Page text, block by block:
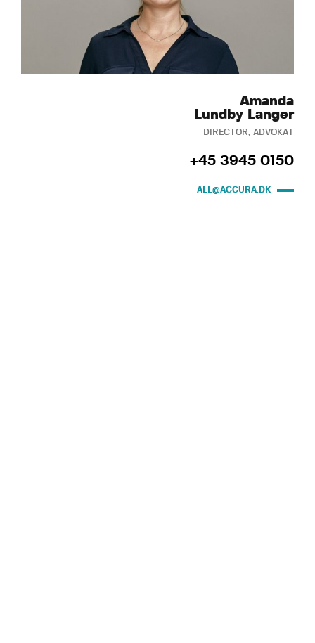
Amanda
Lundby Langer
DIRECTOR, ADVOKAT
+45 3945 0150
ALL@ACCURA.DK